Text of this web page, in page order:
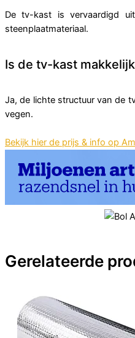
De tv-kast is vervaardigd
steenplaatmateriaal.
Is de tv-kast
Ja, de lichte structuur van de
vegen.
Bekijk hier de prijs & info op
Gerelateerde